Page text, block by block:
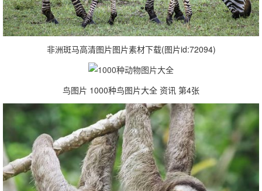
非洲斑马高清图片图片素材下载(图片id:72094)
鸟图片 1000种鸟图片大全 资讯 第4张